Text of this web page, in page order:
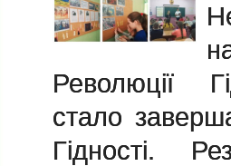
Революції
стало
Гідності.